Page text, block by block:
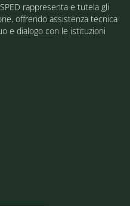
rappresenta e tutela gli
offrendo assistenza tecnica
e dialogo con le istituzioni